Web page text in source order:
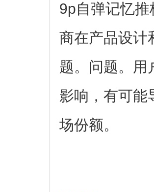
9p自弹记忆
商在产品设计
题。问题。用
影响，有可能
场份额。